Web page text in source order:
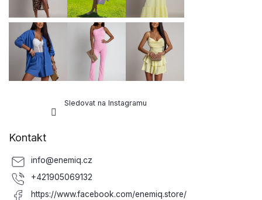
Sledovat na Instagramu
Kontakt
info@enemiq.cz
+421905069132
https://www.facebook.com/enemiq.store/